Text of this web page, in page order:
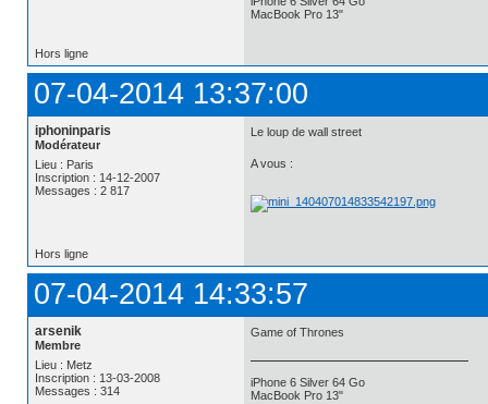
MacBook Pro 13"
Hors ligne
07-04-2014 13:37:00
iphoninparis
Modérateur
Lieu : Paris
Inscription : 14-12-2007
Messages : 2 817
Le loup de wall street
A vous :
Hors ligne
07-04-2014 14:33:57
arsenik
Membre
Lieu : Metz
Inscription : 13-03-2008
Messages : 314
Game of Thrones
iPhone 6 Silver 64 Go
MacBook Pro 13"